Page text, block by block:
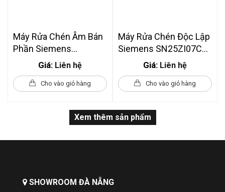
Máy Rửa Chén Âm Bán
Phần Siemens
SN55YS00CE IQ500 -
60cm - Sấy Zeolith
Giá: Liên hệ
Cho vào giỏ hàng
Máy Rửa Chén Độc Lập
Siemens SN25ZI07CE
IQ500 - Thép Không Gỉ
Giá: Liên hệ
Cho vào giỏ hàng
Xem thêm sản phẩm
SHOWROOM ĐÀ NẴNG